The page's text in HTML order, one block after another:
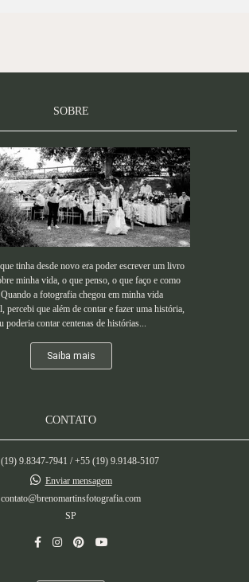
SOBRE
tinha desde novo era poder escrever um livro
minha vida, o que penso, o que faço e como
a fotografia chegou em minha vida
percebi que além de contar e fazer uma história,
poderia contar centenas de histórias...
Saiba mais
CONTATO
9.8347-7941 / +55 (19) 9.9148-5107
Enviar mensagem
contato@brenomartinsfotografia.com
SP